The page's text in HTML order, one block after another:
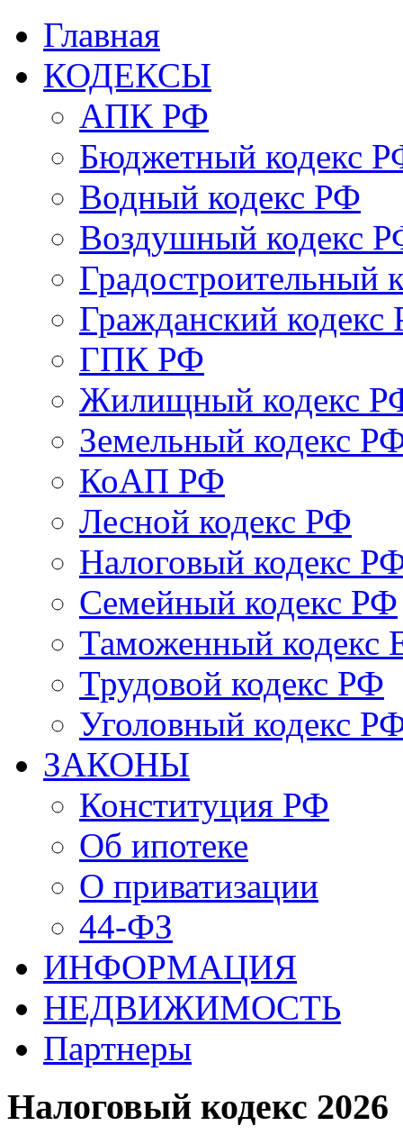
Главная
КОДЕКСЫ
АПК РФ
Бюджетный кодекс
Водный кодекс РФ
Воздушный кодекс
Градостроительный
Гражданский кодекс
ГПК РФ
Жилищный кодекс
Земельный кодекс
КоАП РФ
Лесной кодекс РФ
Налоговый кодекс
Семейный кодекс РФ
Таможенный
Трудовой кодекс РФ
Уголовный кодекс
ЗАКОНЫ
Конституция РФ
Об ипотеке
О приватизации
44-ФЗ
ИНФОРМАЦИЯ
НЕДВИЖИМОСТЬ
Партнеры
Налоговый кодекс 2026